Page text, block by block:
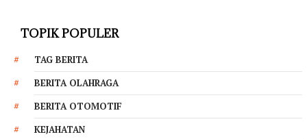
TOPIK POPULER
TAG BERITA
BERITA OLAHRAGA
BERITA OTOMOTIF
KEJAHATAN